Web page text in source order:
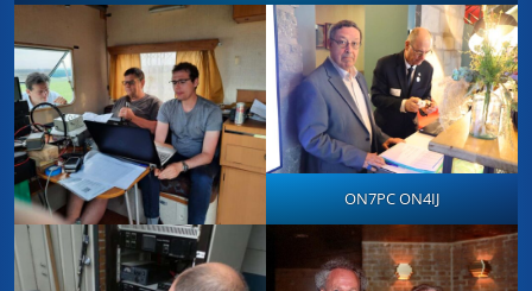
ON7PC ON4IJ